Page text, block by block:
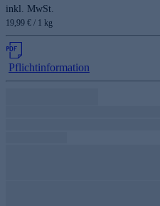
inkl. MwSt.
19,99 € / 1 kg
Pflichtinformation